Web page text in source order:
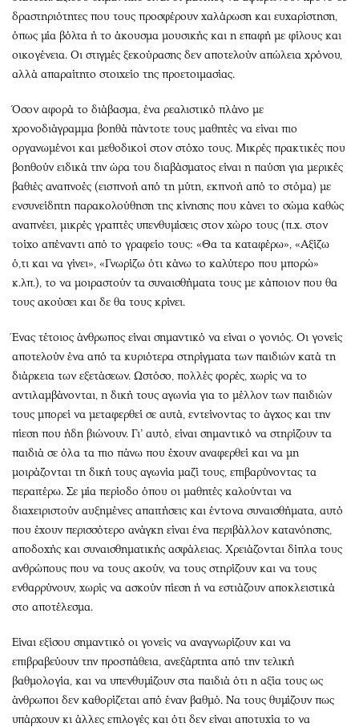
δραστηριότητες που τους προσφέρουν χαλάρωση και ευχαρίστηση,
όπως μία βόλτα ή το άκουσμα μουσικής και η επαφή με φίλους και
οικογένεια. Οι στιγμές ξεκούρασης δεν αποτελούν απώλεια χρόνου,
αλλά απαραίτητο στοιχείο της προετοιμασίας.
Όσον αφορά το διάβασμα, ένα ρεαλιστικό πλάνο με
χρονοδιάγραμμα βοηθά πάντοτε τους μαθητές να είναι πιο
οργανωμένοι και μεθοδικοί στον στόχο τους. Μικρές πρακτικές που
βοηθούν ειδικά την ώρα του διαβάσματος είναι η παύση για μερικές
βαθιές αναπνοές (εισπνοή από τη μύτη, εκπνοή από το στόμα) με
ενσυνείδητη παρακολούθηση της κίνησης που κάνει το σώμα καθώς
αναπνέει, μικρές γραπτές υπενθυμίσεις στον χώρο τους (π.χ. στον
τοίχο απέναντι από το γραφείο τους: «Θα τα καταφέρω», «Αξίζω
ό,τι και να γίνει», «Γνωρίζω ότι κάνω το καλύτερο που μπορώ»
κ.λπ.), το να μοιραστούν τα συναισθήματα τους με κάποιον που θα
τους ακούσει και δε θα τους κρίνει.
Ένας τέτοιος άνθρωπος είναι σημαντικό να είναι ο γονιός. Οι γονείς
αποτελούν ένα από τα κυριότερα στηρίγματα των παιδιών κατά τη
διάρκεια των εξετάσεων. Ωστόσο, πολλές φορές, χωρίς να το
αντιλαμβάνονται, η δική τους αγωνία για το μέλλον των παιδιών
τους μπορεί να μεταφερθεί σε αυτά, εντείνοντας το άγχος και την
πίεση που ήδη βιώνουν. Γι’ αυτό, είναι σημαντικό να στηρίζουν τα
παιδιά σε όλα τα πιο πάνω που έχουν αναφερθεί και να μη
μοιράζονται τη δική τους αγωνία μαζί τους, επιβαρύνοντας τα
περαιτέρω. Σε μία περίοδο όπου οι μαθητές καλούνται να
διαχειριστούν αυξημένες απαιτήσεις και έντονα συναισθήματα, αυτό
που έχουν περισσότερο ανάγκη είναι ένα περιβάλλον κατανόησης,
αποδοχής και συναισθηματικής ασφάλειας. Χρειάζονται δίπλα τους
ανθρώπους που να τους ακούν, να τους στηρίζουν και να τους
ενθαρρύνουν, χωρίς να ασκούν πίεση ή να εστιάζουν αποκλειστικά
στο αποτέλεσμα.
Είναι εξίσου σημαντικό οι γονείς να αναγνωρίζουν και να
επιβραβεύουν την προσπάθεια, ανεξάρτητα από την τελική
βαθμολογία, και να υπενθυμίζουν στα παιδιά ότι η αξία τους ως
άνθρωποι δεν καθορίζεται από έναν βαθμό. Να τους θυμίζουν πως
υπάρχουν κι άλλες επιλογές και ότι δεν είναι αποτυχία το να